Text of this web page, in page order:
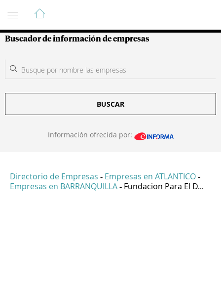
Guía de Empresas Colombianas
Buscador de información de empresas
BUSCAR
Información ofrecida por:
Directorio de Empresas - Empresas en ATLANTICO -
Empresas en BARRANQUILLA - Fundacion Para El D...